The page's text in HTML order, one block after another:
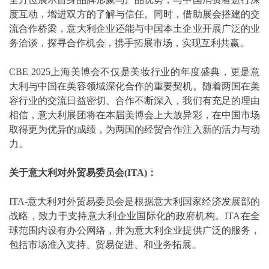
度互动，增进双方的了解与信任。同时，借助展会搭建的交
流合作桥梁，意大利企业还能与中国本土企业开展广泛的业
务洽谈，探寻合作机会，携手拓展市场，实现互利共赢。
CBE 2025上海美博会不仅是美妆行业的年度盛典，更是意
大利与中国在美容领域深化合作的重要契机。随着两国在美
容行业的交流日益密切、合作不断深入，我们有充足的理由
相信，意大利展团将在本届美博会上大放异彩，在中国市场
取得更为优异的成绩，为两国的经贸合作注入新的活力与动
力。
关于意大利对外贸易委员会(ITA)：
ITA-意大利对外贸易委员会是根据意大利国家经济发展部的
战略，致力于支持意大利企业国际化的政府机构。ITA在全
球范围内设有办公网络，并为意大利企业提供广泛的服务，
包括市场准入支持、贸易促进、和业务拓展。